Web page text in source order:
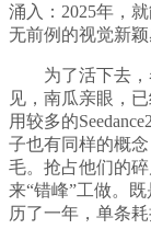
涌入：2025年，
无前例的视觉新颖
为了活下去，卷
见，南瓜亲眼，
用较多的
子也有同样的概
毛。抢占他们的
来“错峰”工做。
历了一年，单条耗